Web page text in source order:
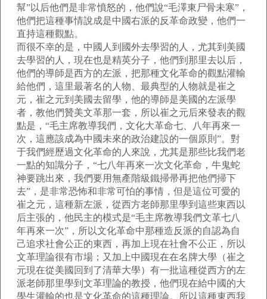
幫”以后他們是非常憤怒的，他們說“毛澤東尸骨未寒”，
他們把這種事情說成是中國右派的反革命政變，他們一
直持這種觀點。
而很不幸的是，中國人到國外去學習的人，尤其到美國
去學習的人，現在也是精英分子，他們到那里去以后，
他們的導師是西方的左派，把那種文化革命的觀點灌輸
給他們，這里最著名的人物、最典型的人物就是崔之
元，崔之元到美國去留學，他的導師是美國的左派學
者，教他們贊美文革那一套，所以崔之元后來發表的觀
點是，“毛主席教導我們，文化大革命七、八年再來一
次，這應該成為中國未來的政治建設的一個原則”。對
于我們經歷過文化革命的人來說，尤其是那些比我們老
一點的知識分子，“七八年再來一次文化革命，牛鬼蛇
神要跳出來，我們要用無產階級鐵掃帚再把他們掃下
去”，是非常恐怖和非常可怕的事情，但是這位可愛的
崔之元，這種新左派，從西方老師那里學到這些東西以
后主張的，他民主的模式是“毛主席教導我們文革七八
年再來一次”，所以文化革命中那種造反派的自認為自
己追求社會公正的東西，再加上現在社會不公正，所以
文革理論很有市場；又加上中國現在在名牌大學（崔之
元現在從美國回到了清華大學）有一批這種從西方的左
派老師那里學到文革理論的教授，他們現在給中國的大
學生灌輸的也是文化革命的這種理論。所以這種東西我